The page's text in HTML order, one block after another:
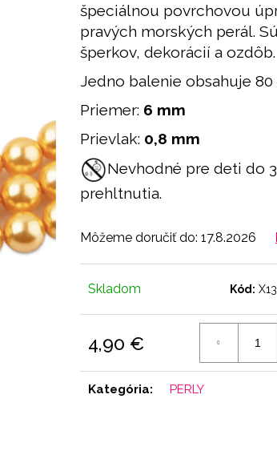
špeciálnou povrchovou
pravých morských perál.
šperkov, dekorácií a ozdôb.
Jedno balenie obsahuje 80
Priemer: 6 mm
Prievlak: 0,8 mm
Nevhodné pre deti do
prehltnutia.
Môžeme doručiť do: 17.8.2026
Skladom Kód:
4,90 €
Kategória: PERLY